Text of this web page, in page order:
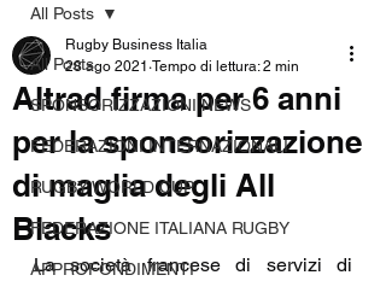
All Posts
SPONSORIZZAZIONI NEWS
FEDERAZIONI INTERNAZIONALI
RUGBY WORLD CUP
FEDERAZIONE ITALIANA RUGBY
APPROFONDIMENTI
All Posts
Altrad firma per 6 anni
per la sponsorizzazione
di maglia degli All
Blacks
Rugby Business Italia
28 ago 2021 Tempo di lettura: 2 min
La società francese di servizi di